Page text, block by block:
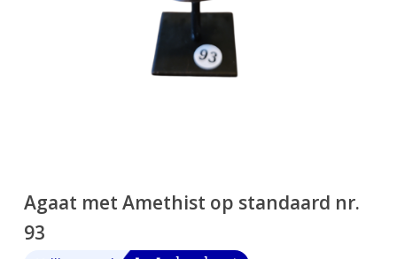
Agaat met Amethist op standaard nr.
93